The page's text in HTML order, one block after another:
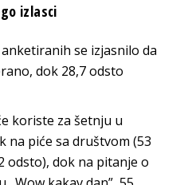
izlasci
se izjasnilo da
dok 28,7 odsto
koriste za šetnju u
na piće sa društvom (53
odsto), dok na pitanje o